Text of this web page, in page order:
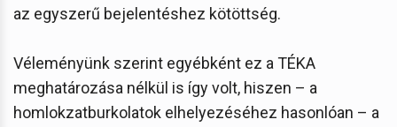
az egyszerű bejelentéshez kötöttség.
Véleményünk szerint egyébként ez a TÉKA
meghatározása nélkül is így volt, hiszen – a
homlokzatburkolatok elhelyezéséhez hasonlóan – a